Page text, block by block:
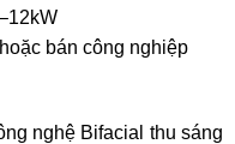
bán công nghiệp
nghệ Bifacial thu sáng